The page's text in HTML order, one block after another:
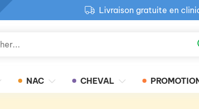
Livraison gratuite en
Retour produit gratuit
NAC CHEVAL